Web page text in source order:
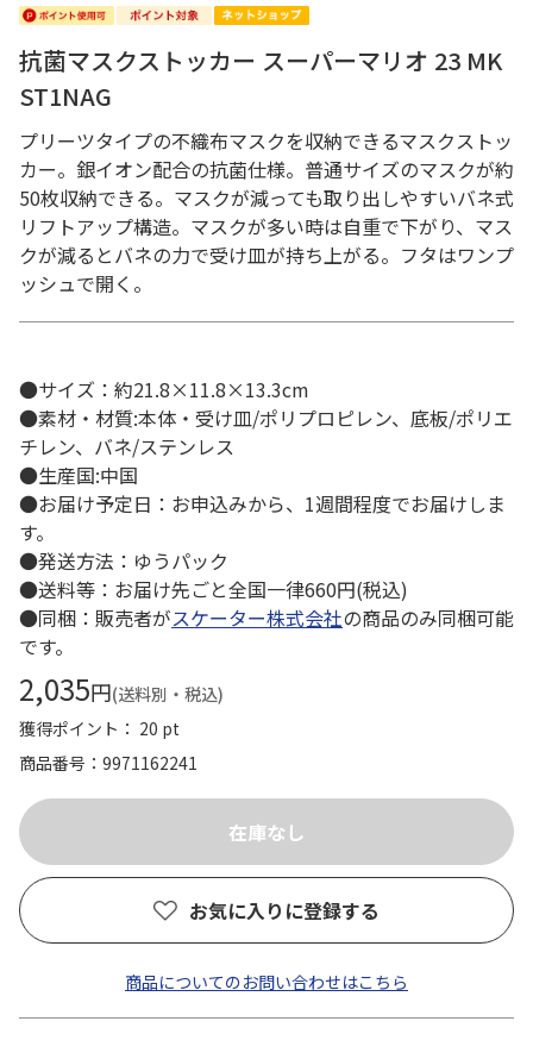
抗菌マスクストッカー スーパーマリオ 23 MK
ST1NAG
プリーツタイプの不織布マスクを収納できるマスクストッ
カー。銀イオン配合の抗菌仕様。普通サイズのマスクが約
50枚収納できる。マスクが減っても取り出しやすいバネ式
リフトアップ構造。マスクが多い時は自重で下がり、マス
クが減るとバネの力で受け皿が持ち上がる。フタはワンプ
ッシュで開く。
●サイズ：約21.8×11.8×13.3cm
●素材・材質:本体・受け皿/ポリプロピレン、底板/ポリエ
チレン、バネ/ステンレス
●生産国:中国
●お届け予定日：お申込みから、1週間程度でお届けしま
す。
●発送方法：ゆうパック
●送料等：お届け先ごと全国一律660円(税込)
●同梱：販売者がスケーター株式会社の商品のみ同梱可能
です。
2,035円(送料別・税込)
獲得ポイント： 20 pt
商品番号
9971162241
お気に入りに登録する
商品についてのお問い合わせはこちら